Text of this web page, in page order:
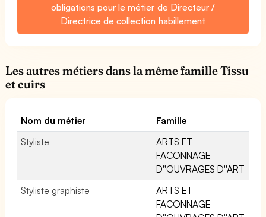
obligations pour le métier de Directeur /
Directrice de collection habillement
Les autres métiers dans la même famille Tissu
et cuirs
Nom du métier
Famille
Styliste
ARTS ET
FACONNAGE
D''OUVRAGES D''ART
Styliste graphiste
ARTS ET
FACONNAGE